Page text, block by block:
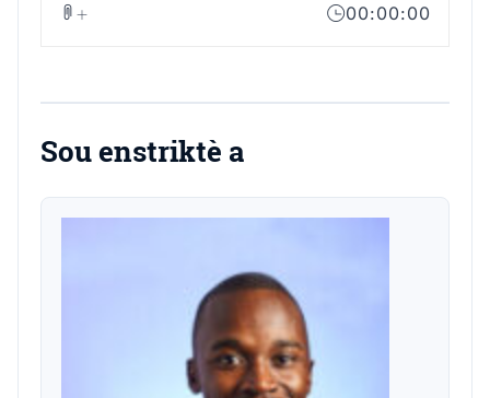
00:00:00
Sou enstriktè a